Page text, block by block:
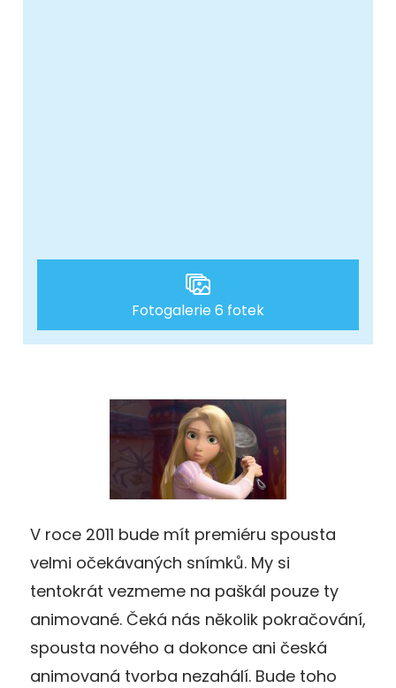
Fotogalerie 6 fotek
V roce 2011 bude mít premiéru spousta
velmi očekávaných snímků. My si
tentokrát vezmeme na paškál pouze ty
animované. Čeká nás několik pokračování,
spousta nového a dokonce ani česká
animovaná tvorba nezahálí. Bude toho